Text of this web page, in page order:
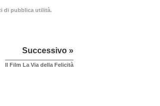
di pubblica utilità.
Successivo »
Il Film La Via della Felicità